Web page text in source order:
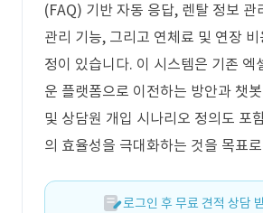
(FAQ) 기반 자동 응답, 렌탈 정보 관
관리 기능, 그리고 연체료 및 연장
정이 있습니다. 이 시스템은 기존 엑
운 플랫폼으로 이전하는 방안과 챗
및 상담원 개입 시나리오 정의도 포
의 효율성을 극대화하는 것을 목표
로그인 후 무료 견적 상담